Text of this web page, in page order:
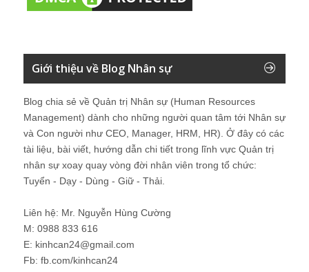
Giới thiệu về Blog Nhân sự
Blog chia sẻ về Quản trị Nhân sự (Human Resources
Management) dành cho những người quan tâm tới Nhân sự
và Con người như CEO, Manager, HRM, HR). Ở đây có các
tài liệu, bài viết, hướng dẫn chi tiết trong lĩnh vực Quản trị
nhân sự xoay quay vòng đời nhân viên trong tổ chức:
Tuyển - Dạy - Dùng - Giữ - Thải.
Liên hệ: Mr. Nguyễn Hùng Cường
M: 0988 833 616
E: kinhcan24@gmail.com
Fb: fb.com/kinhcan24